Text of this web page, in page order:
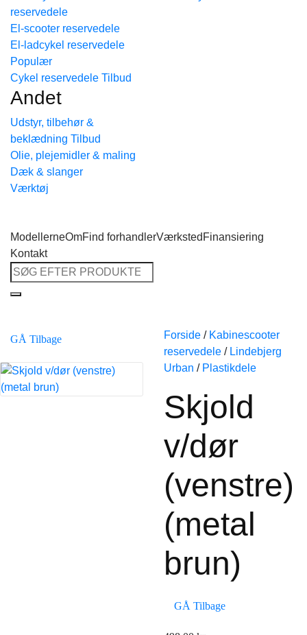
reservedele
El-scooter reservedele
El-ladcykel reservedele
Cykel reservedele
Andet
Udstyr, tilbehør &
beklædning
Olie, plejemidler & maling
Dæk & slanger
Værktøj
ModellerneOmFind forhandlerVærksted Finansiering
Kontakt
Søg
efter:
GÅ Tilbage Forside / Kabinescooter
reservedele / Lindebjerg
Urban / Plastikdele
Skjold
v/dør
(venstre)
(metal
brun)
GÅ Tilbage